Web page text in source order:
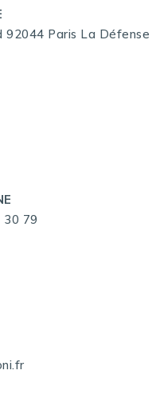
92044 Paris La Défense
30 79